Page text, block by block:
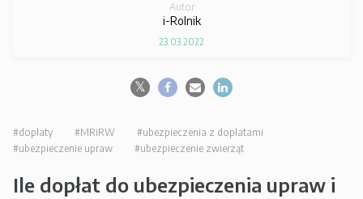
Autor
i-Rolnik
23.03.2022
#dopłaty #MRiRW
#ubezpieczenia z dopłatami
#ubezpieczenie upraw
#ubezpieczenie zwierząt
Ile dopłat do ubezpieczenia upraw i